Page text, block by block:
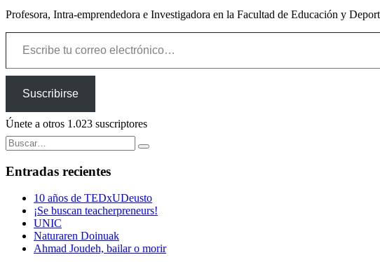
Profesora, Intra-emprendedora e Investigadora en la Facultad de Educación y
Escribe tu correo electrónico…
Suscribirse
Únete a otros 1.023 suscriptores
Buscar:
Entradas recientes
10 años de TEDxUDeusto
¡Se buscan teacherpreneurs!
UNIC
Naturaren Doinuak
Ahmad Joudeh, bailar o morir